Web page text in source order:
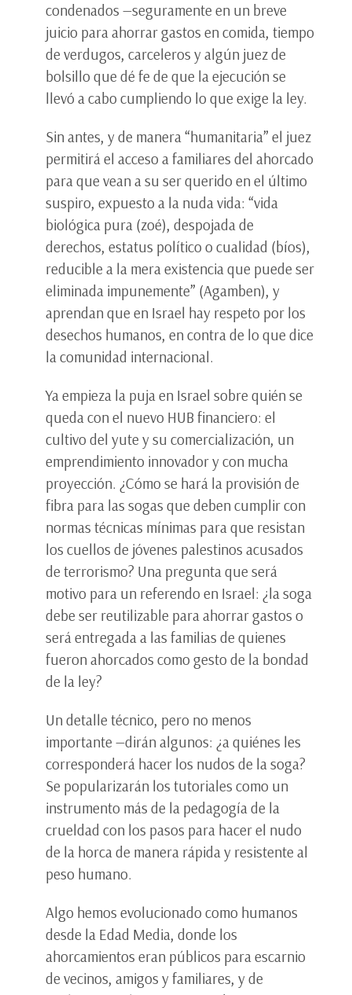
condenados —seguramente en un breve
juicio para ahorrar gastos en comida, tiempo
de verdugos, carceleros y algún juez de
bolsillo que dé fe de que la ejecución se
llevó a cabo cumpliendo lo que exige la ley.
Sin antes, y de manera “humanitaria” el juez
permitirá el acceso a familiares del ahorcado
para que vean a su ser querido en el último
suspiro, expuesto a la nuda vida: “vida
biológica pura (zoé), despojada de
derechos, estatus político o cualidad (bíos),
reducible a la mera existencia que puede ser
eliminada impunemente” (Agamben), y
aprendan que en Israel hay respeto por los
desechos humanos, en contra de lo que dice
la comunidad internacional.
Ya empieza la puja en Israel sobre quién se
queda con el nuevo HUB financiero: el
cultivo del yute y su comercialización, un
emprendimiento innovador y con mucha
proyección. ¿Cómo se hará la provisión de
fibra para las sogas que deben cumplir con
normas técnicas mínimas para que resistan
los cuellos de jóvenes palestinos acusados
de terrorismo? Una pregunta que será
motivo para un referendo en Israel: ¿la soga
debe ser reutilizable para ahorrar gastos o
será entregada a las familias de quienes
fueron ahorcados como gesto de la bondad
de la ley?
Un detalle técnico, pero no menos
importante —dirán algunos: ¿a quiénes les
corresponderá hacer los nudos de la soga?
Se popularizarán los tutoriales como un
instrumento más de la pedagogía de la
crueldad con los pasos para hacer el nudo
de la horca de manera rápida y resistente al
peso humano.
Algo hemos evolucionado como humanos
desde la Edad Media, donde los
ahorcamientos eran públicos para escarnio
de vecinos, amigos y familiares, y de